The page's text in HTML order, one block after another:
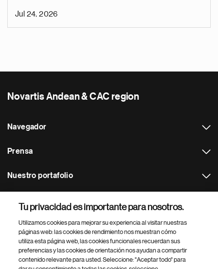
Jul 24, 2026
Novartis Andean & CAC region
Navegador
Prensa
Nuestro portafolio
Footer Site Search
Tu privacidad es importante para nosotros.
Utilizamos cookies para mejorar su experiencia al visitar nuestras
páginas web: las cookies de rendimiento nos muestran cómo
utiliza esta página web, las cookies funcionales recuerdan sus
preferencias y las cookies de orientación nos ayudan a compartir
contenido relevante para usted. Seleccione: "Aceptar todo" para